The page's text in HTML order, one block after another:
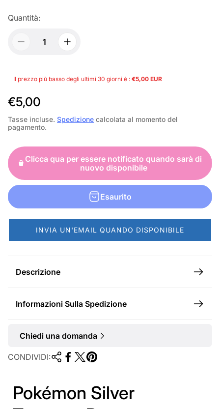
Quantità:
Il prezzo più basso degli ultimi 30 giorni è : €5,00 EUR
P
r
e
z
z
o
n
o
r
m
€5,00
Tasse incluse. Spedizione calcolata al momento del
pagamento.
Clicca qua per essere notificato quando sarà di
nuovo disponibile
Esaurito
INVIA UN'EMAIL QUANDO DISPONIBILE
Descrizione
Informazioni Sulla Spedizione
Chiedi una domanda
CONDIVIDI:
Pokémon Silver